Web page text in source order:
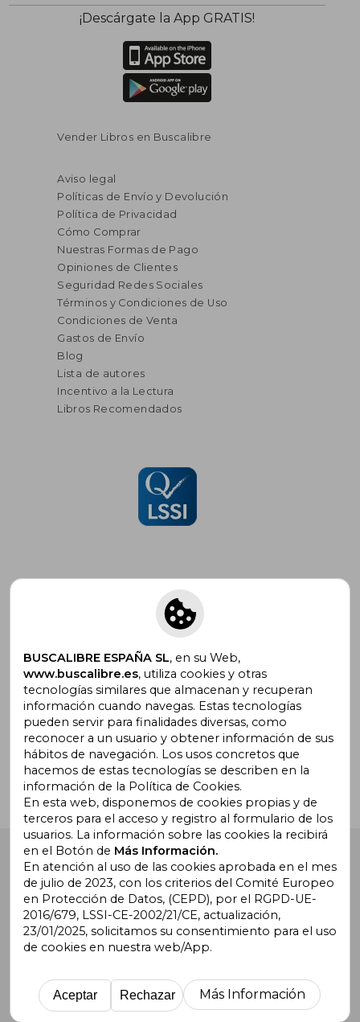
¡Descárgate la App GRATIS!
Vender Libros en Buscalibre
Aviso legal
Políticas de Envío y Devolución
Política de Privacidad
Cómo Comprar
Nuestras Formas de Pago
Opiniones de Clientes
Seguridad Redes Sociales
Términos y Condiciones de Uso
Condiciones de Venta
Gastos de Envío
Blog
Lista de autores
Incentivo a la Lectura
Libros Recomendados
Suscríbete para recibir ofertas y
promociones
¿Necesitas ayuda?
Ir a Centro de Soporte
Buscalibre España. Calle Energía, 65, Nave 3 (08940),
Cornellà de Llobregat, Barcelona. Derechos Reservados.
Buscalibre Argentina| Buscalibre Chile
Buscalibre Uruguay|Buscalibre México|Buscalibre
Perú
|Buscalibre Estados Unidos|Buscalibre Otros
Países|Bookdelivery Reino Unido
BUSCALIBRE ESPAÑA SL, en su Web,
www.buscalibre.es, utiliza cookies y otras
tecnologías similares que almacenan y recuperan
información cuando navegas. Estas tecnologías
pueden servir para finalidades diversas, como
reconocer a un usuario y obtener información de sus
hábitos de navegación. Los usos concretos que
hacemos de estas tecnologías se describen en la
información de la Política de Cookies.
En esta web, disponemos de cookies propias y de
terceros para el acceso y registro al formulario de los
usuarios. La información sobre las cookies la recibirá
en el Botón de Más Información.
En atención al uso de las cookies aprobada en el mes
de julio de 2023, con los criterios del Comité Europeo
en Protección de Datos, (CEPD), por el RGPD-UE-
2016/679, LSSI-CE-2002/21/CE, actualización,
23/01/2025, solicitamos su consentimiento para el uso
de cookies en nuestra web/App.
Aceptar Rechazar Más Información